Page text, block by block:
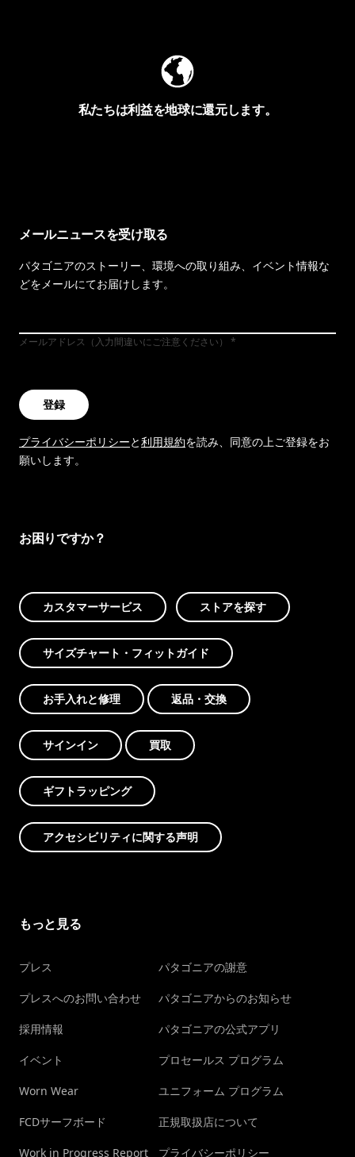
私たちは利益を地球に還元します。
メールニュースを受け取る
パタゴニアのストーリー、環境への取り組み、イベント情報な
どをメールにてお届けします。
メールアドレス（入力間違いにご注意ください）
登録
プライバシーポリシーと利用規約を読み、同意の上ご登録をお
願いします。
お困りですか？
カスタマーサービス ストアを探す
サイズチャート・フィットガイド
お手入れと修理 返品・交換
サインイン 買取
ギフトラッピング
アクセシビリティに関する声明
もっと見る
プレス
プレスへのお問い合わせ
採用情報
イベント
Worn Wear
FCDサーフボード
Work in Progress Report
パタゴニアの謝意
パタゴニアからのお知らせ
パタゴニアの公式アプリ
プロセールス プログラム
ユニフォーム プログラム
正規取扱店について
プライバシーポリシー